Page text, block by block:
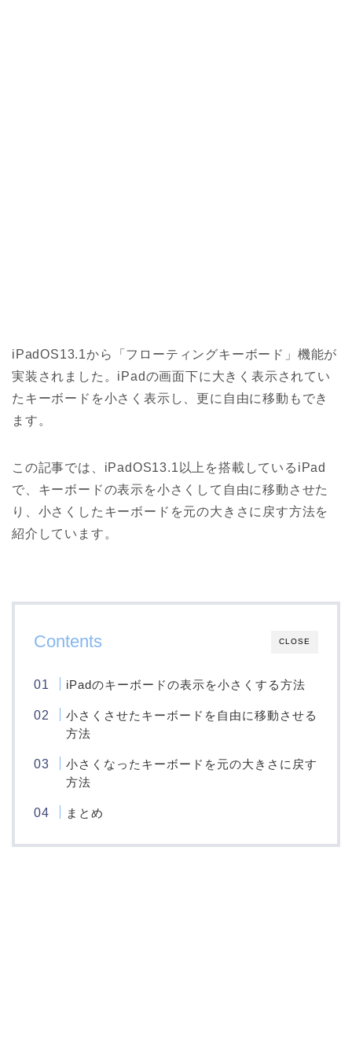
iPadOS13.1から「フローティングキーボード」機能が
実装されました。iPadの画面下に大きく表示されてい
たキーボードを小さく表示し、更に自由に移動もでき
ます。
この記事では、iPadOS13.1以上を搭載しているiPad
で、キーボードの表示を小さくして自由に移動させた
り、小さくしたキーボードを元の大きさに戻す方法を
紹介しています。
CLOSE
Contents
iPadのキーボードの表示を小さくする方法
小さくさせたキーボードを自由に移動させる
方法
小さくなったキーボードを元の大きさに戻す
方法
まとめ